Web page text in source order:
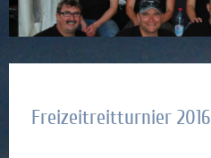
Freizeitreitturnier 2016